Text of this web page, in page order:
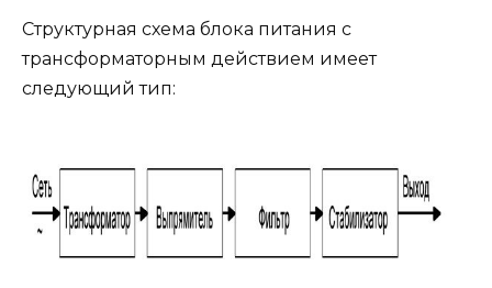
Структурная схема блока питания с
трансформаторным действием имеет
следующий тип: